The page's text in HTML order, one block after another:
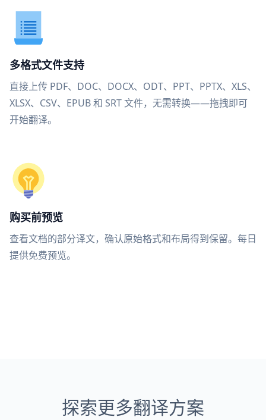
多格式文件支持
直接上传 PDF、DOC、DOCX、ODT、PPT、PPTX、XLS、
XLSX、CSV、EPUB 和 SRT 文件，无需转换——拖拽即可
开始翻译。
购买前预览
查看文档的部分译文，确认原始格式和布局得到保留。每日
提供免费预览。
探索更多翻译方案